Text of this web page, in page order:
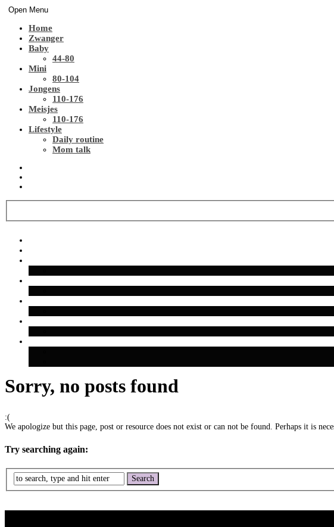
Open Menu
Home
Zwanger
Baby
44-80
Mini
80-104
Jongens
110-176
Meisjes
110-176
Lifestyle
Daily routine
Mom talk
Sorry, no posts found
:(
We apologize but this page, post or resource does not exist or can not be found. Perhaps it is
Try searching again: